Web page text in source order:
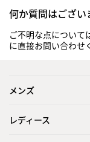
何か質問はござい
ご不明な点について
に直接お問い合わせ
メンズ
レディース